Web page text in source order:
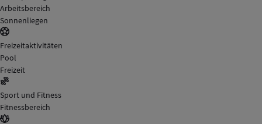
Arbeitsbereich
Sonnenliegen
Freizeitaktivitäten
Pool
Freizeit
Sport und Fitness
Fitnessbereich